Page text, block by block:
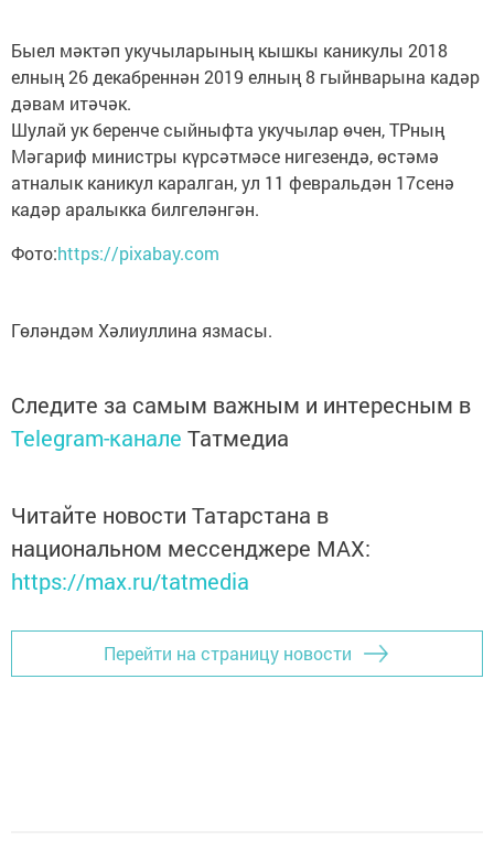
Быел мәктәп укучыларының кышкы каникулы 2018
елның 26 декабреннән 2019 елның 8 гыйнварына кадәр
дәвам итәчәк.
Шулай ук беренче сыйныфта укучылар өчен, ТРның
Мәгариф министры күрсәтмәсе нигезендә, өстәмә
атналык каникул каралган, ул 11 февральдән 17сенә
кадәр аралыкка билгеләнгән.
Фото:https://pixabay.com
Гөләндәм Хәлиуллина язмасы.
Следите за самым важным и интересным в
Telegram-канале Татмедиа
Читайте новости Татарстана в
национальном мессенджере MАХ:
https://max.ru/tatmedia
Перейти на страницу новости